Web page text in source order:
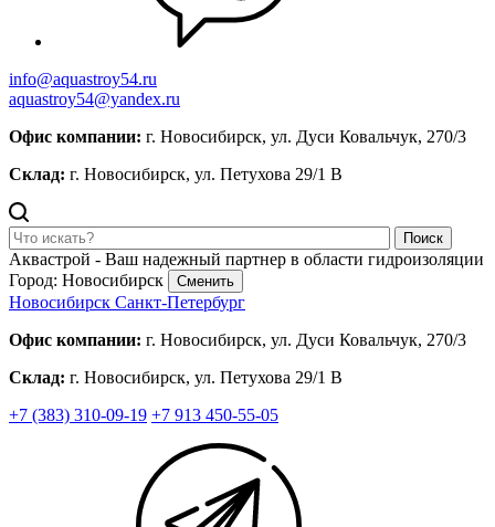
info@aquastroy54.ru
aquastroy54@yandex.ru
Офис компании: г. Новосибирск, ул. Дуси Ковальчук, 270/3
Склад: г. Новосибирск, ул. Петухова 29/1 В
Поиск
Аквастрой - Ваш надежный партнер в области гидроизоляции
Город: Новосибирск
Сменить
Новосибирск Санкт-Петербург
Офис компании: г. Новосибирск, ул. Дуси Ковальчук, 270/3
Склад: г. Новосибирск, ул. Петухова 29/1 В
+7 (383) 310-09-19 +7 913 450-55-05